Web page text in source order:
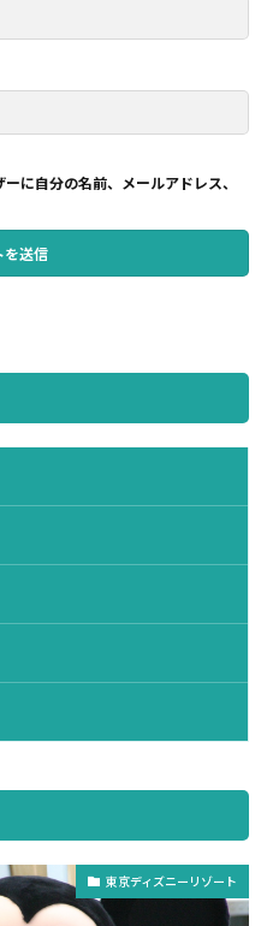
に自分の名前、メールアドレス、
東京ディズニーリゾート